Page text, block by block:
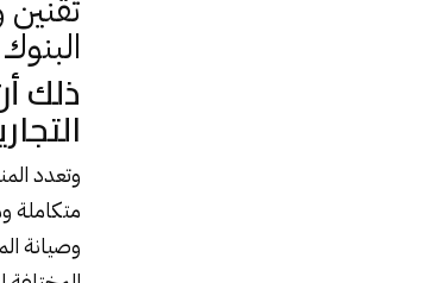
ذلك
وتعدد
متكاملة
وصيانة